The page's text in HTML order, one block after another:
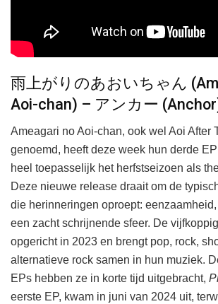
雨上がりのあおいちゃん
Aoi-chan) – アンカー
Ameagari no Aoi-chan, ook wel Aoi After
genoemd, heeft deze week hun derde
heel toepasselijk het herfstseizoen als
Deze nieuwe release draait om de
die herinneringen oproept:
een zacht schrijnende sfeer. De
opgericht in 2023 en brengt pop, rock,
alternatieve rock samen in hun muziek.
EPs hebben ze in korte tijd uitgebracht,
eerste EP, kwam in juni van 2024 uit,